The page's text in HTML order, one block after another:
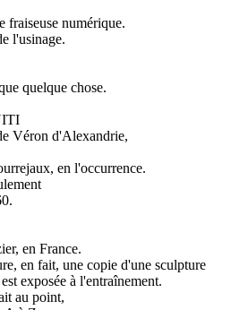
fraiseuse numérique.
l'usinage.
quelque chose.
Véron d'Alexandrie,
en l'occurrence.
en France.
en fait, une copie d'une sculpture
exposée à l'entraînement.
au point,